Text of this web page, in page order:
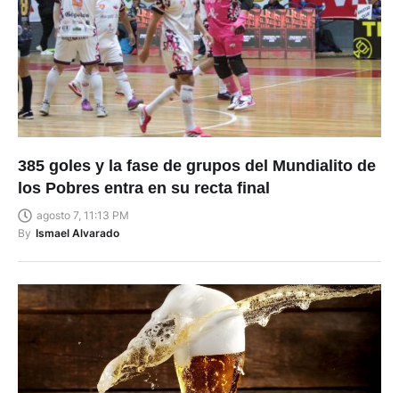
385 goles y la fase de grupos del Mundialito de
los Pobres entra en su recta final
agosto 7, 11:13 PM
By Ismael Alvarado